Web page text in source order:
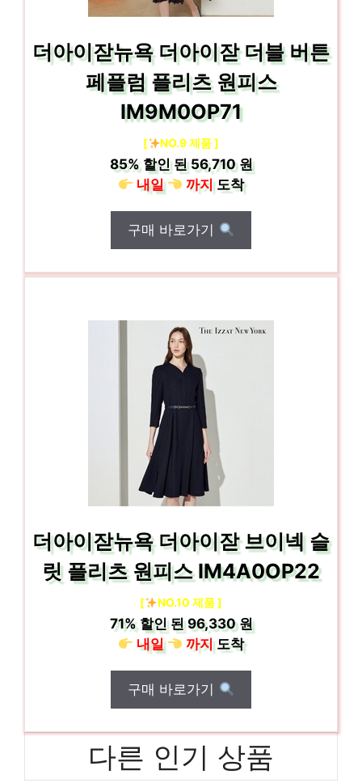
더아이잗뉴욕 더아이잗 더블 버튼
페플럼 플리츠 원피스
IM9M0OP71
[ NO.9 제품 ]
85%할인 된56,710 원
내일
까지도착
구매 바로가기
더아이잗뉴욕 더아이잗 브이넥 슬
릿 플리츠 원피스 IM4A0OP22
[ NO.10 제품 ]
71%할인 된96,330 원
내일
까지도착
구매 바로가기
다른 인기 상품